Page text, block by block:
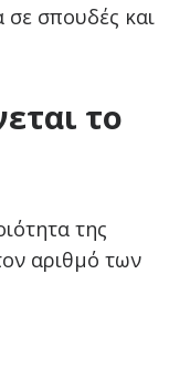
σε σπουδές και
το
της
αριθμό των